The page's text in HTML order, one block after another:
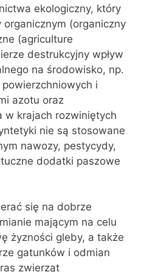
ekologiczny, który
(organiczny
(agriculture
destrukcyjny wpływ
na środowisko, np.
i
azotu oraz
w krajach rozwiniętych
nie są stosowane
nawozy, pestycydy,
dodatki paszowe
się na dobrze
mającym na celu
żyzności gleby, a także
gatunków i odmian
zwierząt